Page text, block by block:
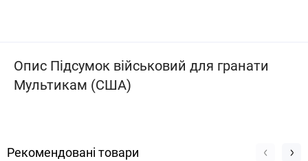
Опис Підсумок військовий для гранати
Мультикам (США)
Рекомендовані товари